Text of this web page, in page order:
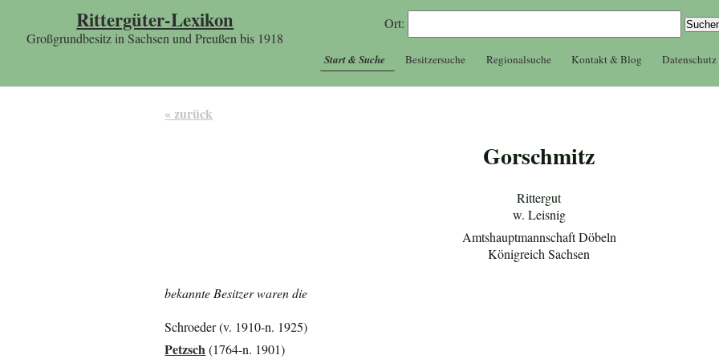
Rittergüter-Lexikon
Großgrundbesitz in Sachsen und Preußen bis 1918
Ort:
Start & Suche Besitzersuche Regionalsuche Kontakt & Blog Datenschutz
« zurück
Gorschmitz
Rittergut
w. Leisnig
Amtshauptmannschaft Döbeln
Königreich Sachsen
bekannte Besitzer waren die
Schroeder (v. 1910-n. 1925)
Petzsch(1764-n. 1901)